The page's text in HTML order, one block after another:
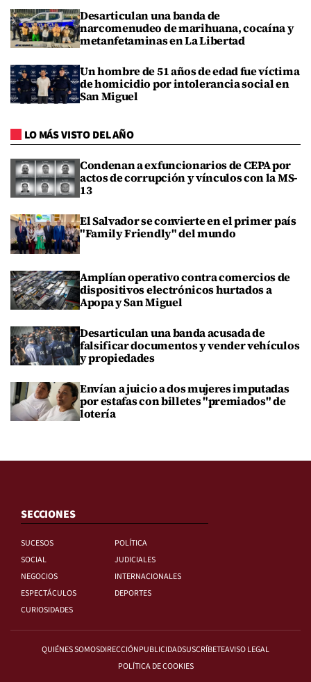
Desarticulan una banda de
narcomenudeo de marihuana, cocaína y
metanfetaminas en La Libertad
Un hombre de 51 años de edad fue víctima
de homicidio por intolerancia social en
San Miguel
LO MÁS VISTO DEL AÑO
Condenan a exfuncionarios de CEPA por
actos de corrupción y vínculos con la MS-
13
El Salvador se convierte en el primer país
"Family Friendly" del mundo
Amplían operativo contra comercios de
dispositivos electrónicos hurtados a
Apopa y San Miguel
Desarticulan una banda acusada de
falsificar documentos y vender vehículos
y propiedades
Envían a juicio a dos mujeres imputadas
por estafas con billetes "premiados" de
lotería
SECCIONES
SUCESOS
POLÍTICA
SOCIAL
JUDICIALES
NEGOCIOS
INTERNACIONALES
ESPECTÁCULOS
DEPORTES
CURIOSIDADES
QUIÉNES SOMOSDIRECCIÓNPUBLICIDADSUSCRÍBETEAVISO LEGAL
POLÍTICA DE COOKIES